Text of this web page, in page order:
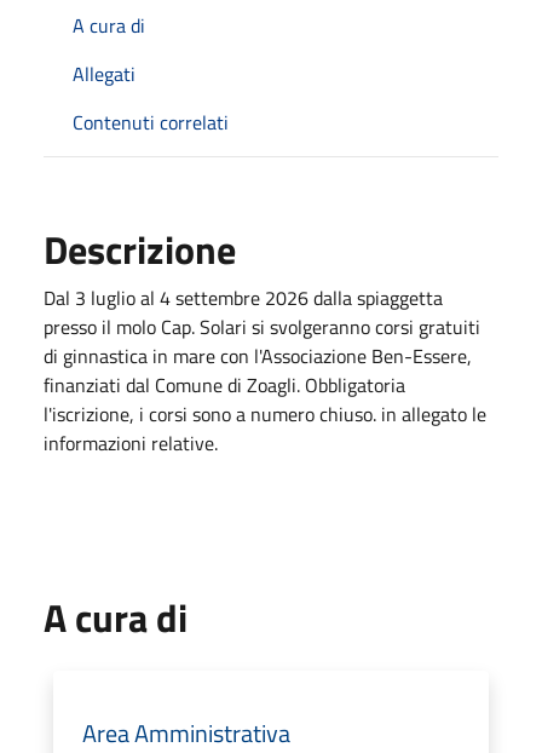
A cura di
Allegati
Contenuti correlati
Descrizione
Dal 3 luglio al 4 settembre 2026 dalla spiaggetta
presso il molo Cap. Solari si svolgeranno corsi gratuiti
di ginnastica in mare con l'Associazione Ben-Essere,
finanziati dal Comune di Zoagli. Obbligatoria
l'iscrizione, i corsi sono a numero chiuso. in allegato le
informazioni relative.
A cura di
Area Amministrativa